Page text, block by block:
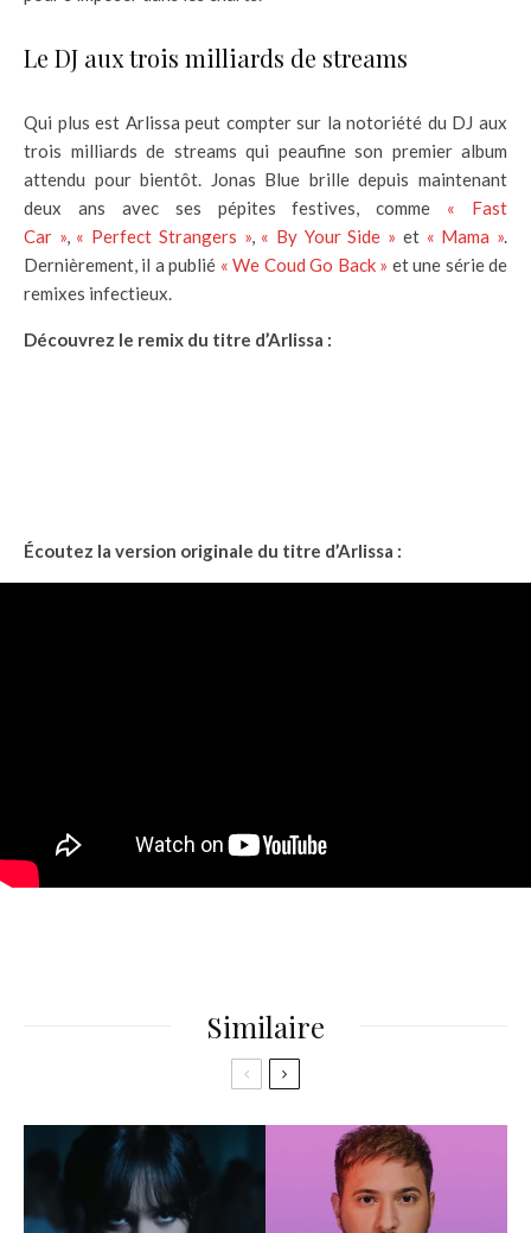
Le DJ aux trois milliards de streams
Qui plus est Arlissa peut compter sur la notoriété du DJ aux
trois milliards de streams qui peaufine son premier album
attendu pour bientôt. Jonas Blue brille depuis maintenant
deux ans avec ses pépites festives, comme « Fast
Car », « Perfect Strangers », « By Your Side » et « Mama ».
Dernièrement, il a publié « We Coud Go Back » et une série de
remixes infectieux.
Découvrez le remix du titre d’Arlissa :
Écoutez la version originale du titre d’Arlissa :
Similaire